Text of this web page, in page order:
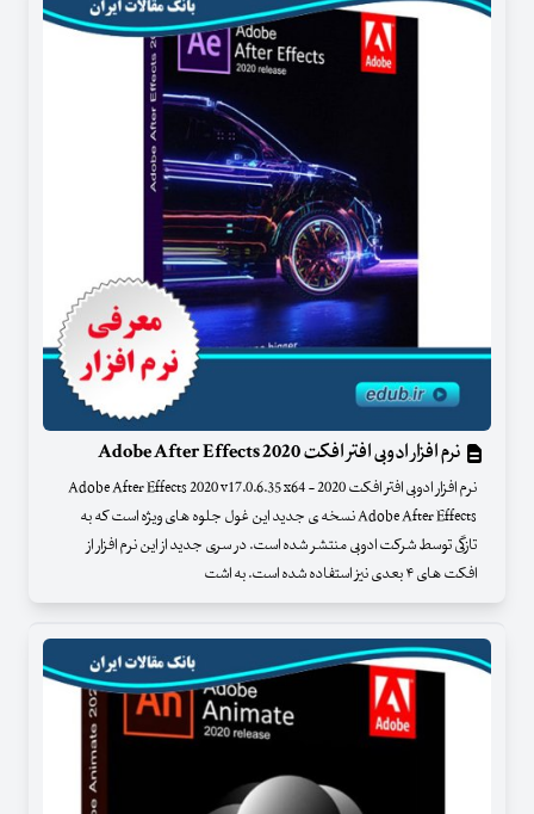
نرم افزار ادوبی افتر افکت 2020 Adobe After Effects
نرم افزار ادوبی افتر افکت 2020 - Adobe After Effects 2020 v17.0.6.35 x64
Adobe After Effects نسخه ی جدید این غول جلوه های ویژه است که به
تازگی توسط شرکت ادوبی منتشر شده است. در سری جدید از این نرم افزار از
افکت های ۴ بعدی نیز استفاده شده است. به اشت